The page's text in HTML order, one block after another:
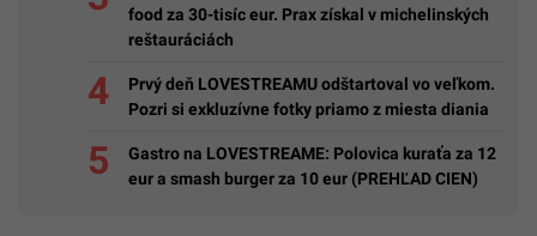
food za 30-tisíc eur. Prax získal v michelinských
reštauráciách
Prvý deň LOVESTREAMU odštartoval vo veľkom.
Pozri si exkluzívne fotky priamo z miesta diania
Gastro na LOVESTREAME: Polovica kuraťa za 12
eur a smash burger za 10 eur (PREHĽAD CIEN)